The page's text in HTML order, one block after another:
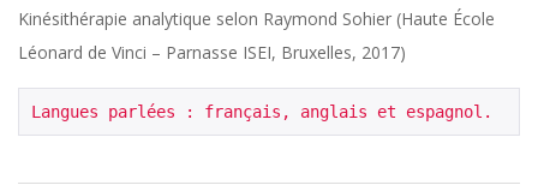
Kinésithérapie analytique selon Raymond Sohier (Haute École
Léonard de Vinci – Parnasse ISEI, Bruxelles, 2017)
Langues parlées : français, anglais et espagnol.